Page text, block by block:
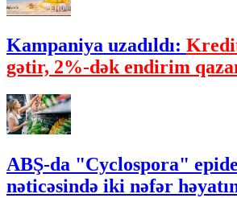
Kampaniya uzadıldı:
gətir, 2%-dək endirim
ABŞ-da "Cyclospora"
nəticəsində iki nəfər